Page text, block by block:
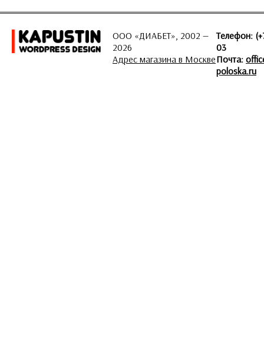
ООО «ДИАБЕТ», 2002 —
2026
Адрес магазина в Москве
Телефон:
03
Почта:
poloska.ru